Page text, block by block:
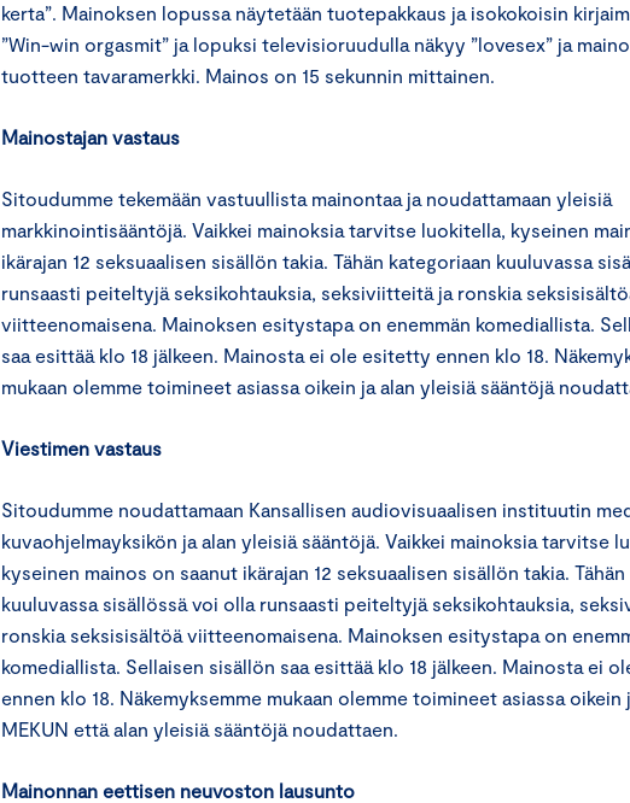
kerta”. Mainoksen lopussa näytetään tuotepakkaus ja isokokoisin
”Win-win orgasmit” ja lopuksi televisioruudulla näkyy ”lovesex” ja
tuotteen tavaramerkki. Mainos on 15 sekunnin mittainen.
Mainostajan vastaus
Sitoudumme tekemään vastuullista mainontaa ja noudattamaan yleisiä
markkinointisääntöjä. Vaikkei mainoksia tarvitse luokitella, kyseinen
ikärajan 12 seksuaalisen sisällön takia. Tähän kategoriaan kuuluvassa
runsaasti peiteltyjä seksikohtauksia, seksiviitteitä ja ronskia
viitteenomaisena. Mainoksen esitystapa on enemmän komediallista.
saa esittää klo 18 jälkeen. Mainosta ei ole esitetty ennen klo 18.
mukaan olemme toimineet asiassa oikein ja alan yleisiä sääntöjä
Viestimen vastaus
Sitoudumme noudattamaan Kansallisen audiovisuaalisen instituutin
kuvaohjelmayksikön ja alan yleisiä sääntöjä. Vaikkei mainoksia tarvitse
kyseinen mainos on saanut ikärajan 12 seksuaalisen sisällön takia.
kuuluvassa sisällössä voi olla runsaasti peiteltyjä seksikohtauksia,
ronskia seksisisältöä viitteenomaisena. Mainoksen esitystapa on
komediallista. Sellaisen sisällön saa esittää klo 18 jälkeen. Mainosta ei
ennen klo 18. Näkemyksemme mukaan olemme toimineet asiassa oikein
MEKUN että alan yleisiä sääntöjä noudattaen.
Mainonnan eettisen neuvoston lausunto